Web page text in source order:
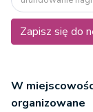
Zapisz się do
W